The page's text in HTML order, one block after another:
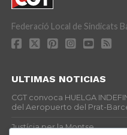
Federació Local de Sindicats
ULTIMAS NOTICIAS
CGT convoca HUELGA
del Aeropuerto del Prat-
Justícia per la Montse